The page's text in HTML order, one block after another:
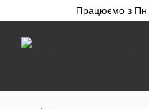
Перейти к основномуПрацюємо з Пн